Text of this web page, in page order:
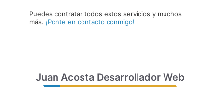
Puedes contratar todos estos servicios y muchos
más. ¡Ponte en contacto conmigo!
Juan Acosta Desarrollador Web